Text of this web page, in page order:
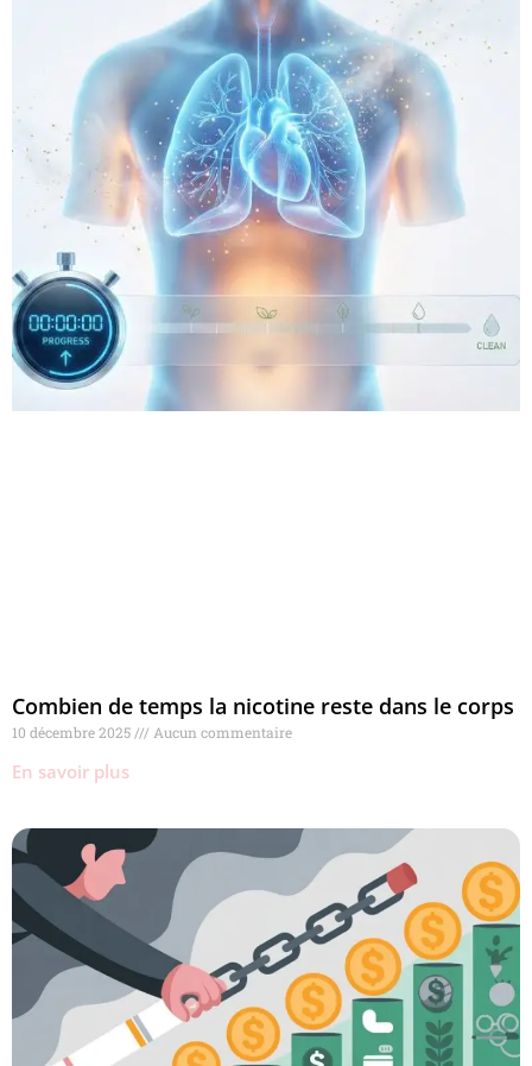
Combien de temps la nicotine reste dans le corps
10 décembre 2025 Aucun commentaire
En savoir plus